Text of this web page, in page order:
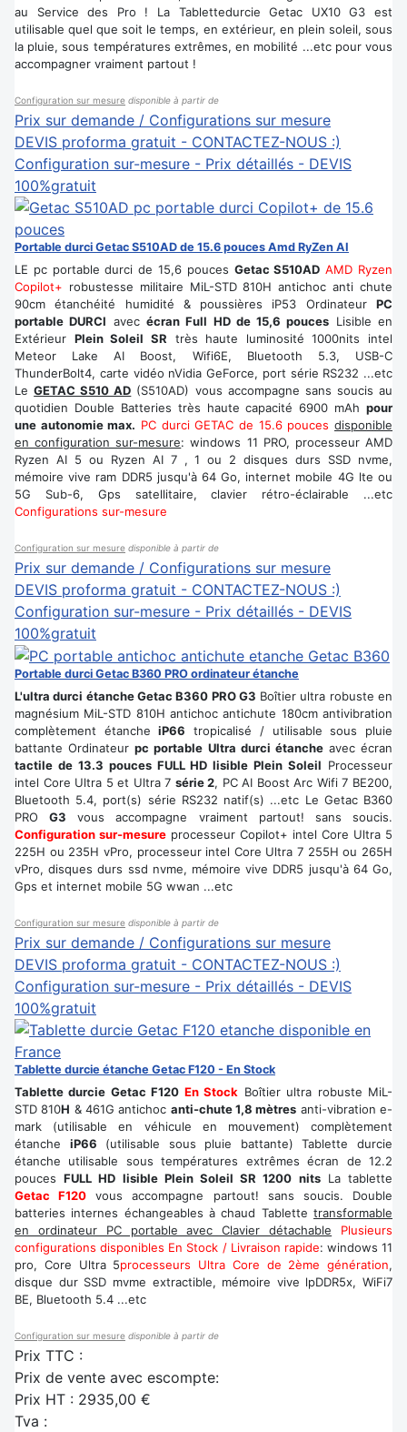
au Service des Pro ! La Tablettedurcie Getac UX10 G3 est
utilisable quel que soit le temps, en extérieur, en plein soleil, sous
la pluie, sous températures extrêmes, en mobilité ...etc pour vous
accompagner vraiment partout !
Configuration sur mesure disponible à partir de
Prix sur demande / Configurations sur mesure
DEVIS proforma gratuit - CONTACTEZ-NOUS :)
Configuration sur-mesure - Prix détaillés - DEVIS
100%gratuit
Portable durci Getac S510AD de 15.6 pouces Amd RyZen AI
LE pc portable durci de 15,6 pouces Getac S510AD AMD Ryzen
Copilot+ robustesse militaire MiL-STD 810H antichoc anti chute
90cm étanchéité humidité & poussières iP53 Ordinateur PC
portable DURCI avec écran Full HD de 15,6 pouces Lisible en
Extérieur Plein Soleil SR très haute luminosité 1000nits intel
Meteor Lake AI Boost, Wifi6E, Bluetooth 5.3, USB-C
ThunderBolt4, carte vidéo nVidia GeForce, port série RS232 ...etc
LeGETAC S510 AD (S510AD) vous accompagne sans soucis au
quotidien Double Batteries très haute capacité 6900 mAh pour
une autonomie max. PC durci GETAC de 15.6 poucesdisponible
en configuration sur-mesure: windows 11 PRO, processeur AMD
Ryzen AI 5 ou Ryzen AI 7 , 1 ou 2 disques durs SSD nvme,
mémoire vive ram DDR5 jusqu'à 64 Go, internet mobile 4G lte ou
5G Sub-6, Gps satellitaire, clavier rétro-éclairable ...etc
Configurations sur-mesure
Configuration sur mesure disponible à partir de
Prix sur demande / Configurations sur mesure
DEVIS proforma gratuit - CONTACTEZ-NOUS :)
Configuration sur-mesure - Prix détaillés - DEVIS
100%gratuit
Portable durci Getac B360 PRO ordinateur étanche
L'ultra durci étanche Getac B360 PRO G3 Boîtier ultra robuste en
magnésium MiL-STD 810H antichoc antichute 180cm antivibration
complètement étancheiP66 tropicalisé / utilisable sous pluie
battante Ordinateurpc portable Ultra durci étancheavec écran
tactile de 13.3 pouces FULL HD lisible Plein Soleil Processeur
intel Core Ultra 5 et Ultra 7 série 2, PC AI Boost Arc Wifi 7 BE200,
Bluetooth 5.4, port(s) série RS232 natif(s) ...etc Le Getac B360
PROG3 vous accompagne vraiment partout! sans soucis.
Configuration sur-mesure processeur Copilot+ intel Core Ultra 5
225H ou 235H vPro, processeur intel Core Ultra 7 255H ou 265H
vPro, disques durs ssd nvme, mémoire vive DDR5 jusqu'à 64 Go,
Gps et internet mobile 5G wwan ...etc
Configuration sur mesure disponible à partir de
Prix sur demande / Configurations sur mesure
DEVIS proforma gratuit - CONTACTEZ-NOUS :)
Configuration sur-mesure - Prix détaillés - DEVIS
100%gratuit
Tablette durcie étanche Getac F120 - En Stock
Tablette durcie Getac F120 En Stock Boîtier ultra robuste MiL-
STD 810H & 461G antichoc anti-chute 1,8 mètres anti-vibration e-
mark (utilisable en véhicule en mouvement) complètement
étanche iP66 (utilisable sous pluie battante) Tablette durcie
étanche utilisable sous températures extrêmes écran de 12.2
poucesFULL HD lisible Plein Soleil SR 1200 nitsLa tablette
Getac F120 vous accompagne partout! sans soucis. Double
batteries internes échangeables à chaud Tablette transformable
en ordinateur PC portable avec Clavier détachable
Plusieurs
configurations disponibles En Stock / Livraison rapide: windows 11
pro, Core Ultra 5processeurs Ultra Core de 2ème génération,
disque dur SSD mvme extractible, mémoire vive lpDDR5x, WiFi7
BE, Bluetooth 5.4 ...etc
Configuration sur mesure disponible à partir de
Prix TTC :
Prix de vente avec escompte:
Prix HT : 2935,00 €
Tva :